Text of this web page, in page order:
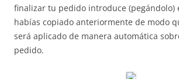
finalizar tu pedido introduce (pegándolo)
habías copiado anteriormente de modo
será aplicado de manera automática
pedido.